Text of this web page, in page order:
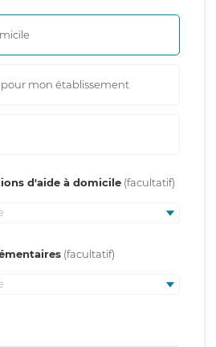
mon établissement
d'aide à domicile